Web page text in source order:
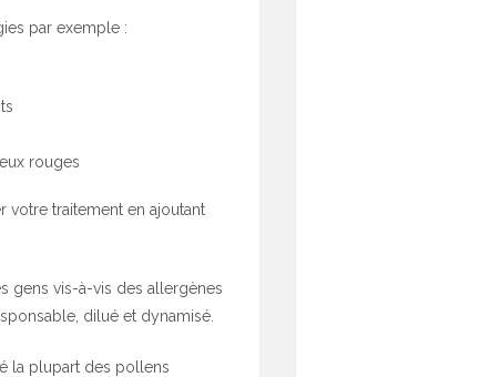
par exemple :
rouges
votre traitement en ajoutant
gens vis-à-vis des allergènes
dilué et dynamisé.
la plupart des pollens